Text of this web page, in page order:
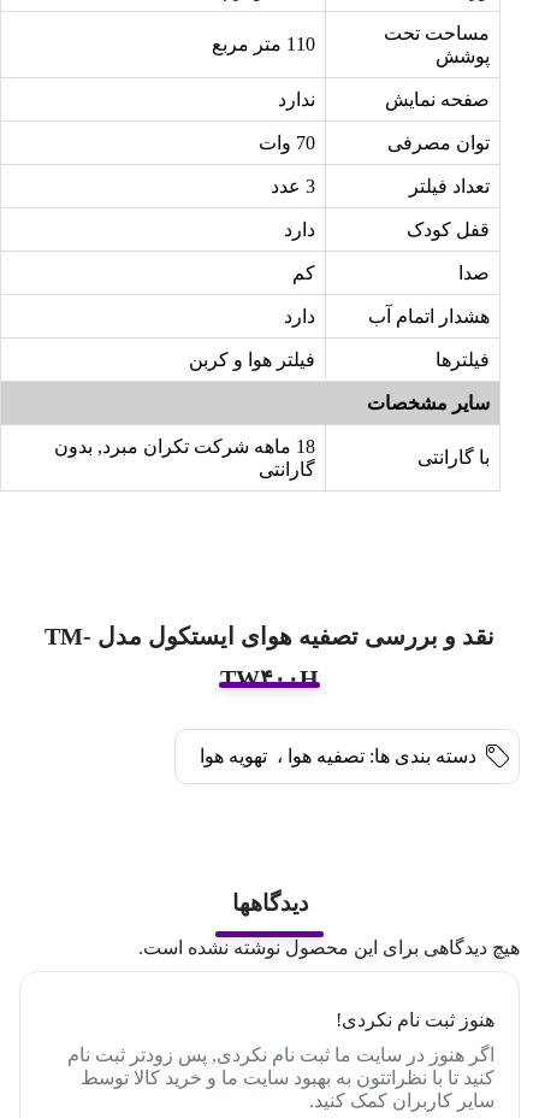
مساحت تحت
پوشش
110 متر مربع
صفحه نمایش ندارد
توان مصرفی 70 وات
تعداد فیلتر
قفل کودک دارد
صدا کم
هشدار اتمام آب دارد
فیلترها فیلتر هوا و کربن
سایر مشخصات
با گارانتی
18 ماهه شرکت تکران مبرد, بدون
گارانتی
نقد و بررسی تصفیه هوای ایستکول مدل TM-
TW۴۰۰H
دسته بندی ها: تصفیه هوا تهویه هوا
دیدگاهها
هیچ دیدگاهی برای این محصول نوشته نشده است.
هنوز ثبت نام نکردی!
اگر هنوز در سایت ما ثبت نام نکردی, پس زودتر ثبت نام
کنید تا با نظراتتون به بهبود سایت ما و خرید کالا توسط
سایر کاربران کمک کنید.